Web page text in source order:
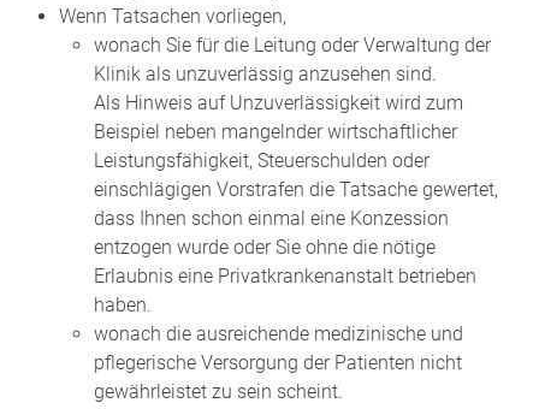
Wenn Tatsachen vorliegen,
wonach Sie für die Leitung oder Verwaltung der
Klinik als unzuverlässig anzusehen sind.
Als Hinweis auf Unzuverlässigkeit wird zum
Beispiel neben mangelnder wirtschaftlicher
Leistungsfähigkeit, Steuerschulden oder
einschlägigen Vorstrafen die Tatsache gewertet,
dass Ihnen schon einmal eine Konzession
entzogen wurde oder Sie ohne die nötige
Erlaubnis eine Privatkrankenanstalt betrieben
haben.
wonach die ausreichende medizinische und
pflegerische Versorgung der Patienten nicht
gewährleistet zu sein scheint.